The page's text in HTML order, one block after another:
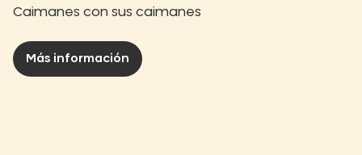
Caimanes con sus caimanes
Más información